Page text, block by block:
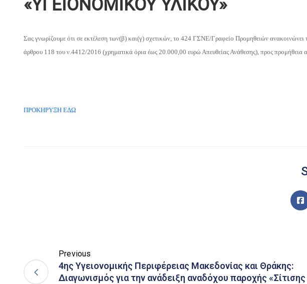
«ΥΓΕΙΟΝΟΜΙΚΟΥ ΥΛΙΚΟΥ»
Σας γνωρίζουμε ότι σε εκτέλεση των(β) και(γ) σχετικών, το 424 ΓΣΝΕ/Γραφείο Προμηθειών ανακοινώνει
άρθρου 118 του ν.4412/2016 (χρηματικά όρια έως 20.000,00 ευρώ Απευθείας Ανάθεσης), προς προμήθεια
ΠΡΟΚΗΡΥΞΗ ΕΔΩ
Previous
4ης Υγειονομικής Περιφέρειας Μακεδονίας και Θράκης:
Διαγωνισμός για την ανάδειξη αναδόχου παροχής «Σίτισης